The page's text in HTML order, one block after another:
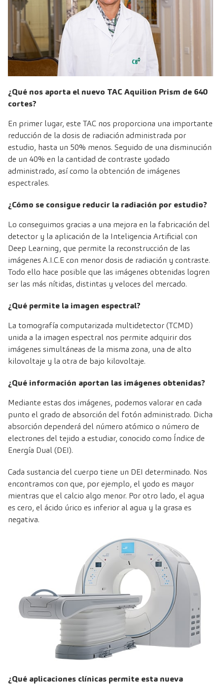
¿Qué nos aporta el nuevo TAC Aquilion Prism de 640
cortes?
En primer lugar, este TAC nos proporciona una importante
reducción de la dosis de radiación administrada por
estudio, hasta un 50% menos. Seguido de una disminución
de un 40% en la cantidad de contraste yodado
administrado, así como la obtención de imágenes
espectrales.
¿Cómo se consigue reducir la radiación por estudio?
Lo conseguimos gracias a una mejora en la fabricación del
detector y la aplicación de la Inteligencia Artificial con
Deep Learning, que permite la reconstrucción de las
imágenes A.I.C.E con menor dosis de radiación y contraste.
Todo ello hace posible que las imágenes obtenidas logren
ser las más nítidas, distintas y veloces del mercado.
¿Qué permite la imagen espectral?
La tomografía computarizada multidetector (TCMD)
unida a la imagen espectral nos permite adquirir dos
imágenes simultáneas de la misma zona, una de alto
kilovoltaje y la otra de bajo kilovoltaje.
¿Qué información aportan las imágenes obtenidas?
Mediante estas dos imágenes, podemos valorar en cada
punto el grado de absorción del fotón administrado. Dicha
absorción dependerá del número atómico o número de
electrones del tejido a estudiar, conocido como Índice de
Energía Dual (DEI).
Cada sustancia del cuerpo tiene un DEI determinado. Nos
encontramos con que, por ejemplo, el yodo es mayor
mientras que el calcio algo menor. Por otro lado, el agua
es cero, el ácido úrico es inferior al agua y la grasa es
negativa.
¿Qué aplicaciones clínicas permite esta nueva